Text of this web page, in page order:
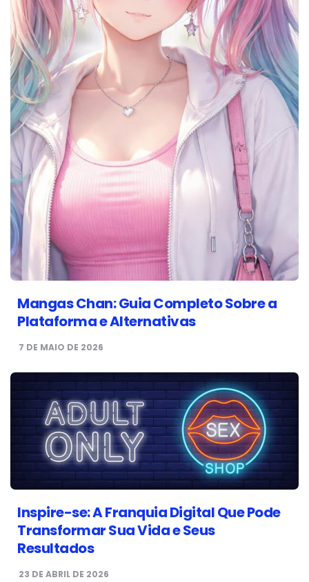
Mangas Chan: Guia Completo Sobre a
Plataforma e Alternativas
7 DE MAIO DE 2026
Inspire-se: A Franquia Digital Que Pode
Transformar Sua Vida e Seus
Resultados
23 DE ABRIL DE 2026